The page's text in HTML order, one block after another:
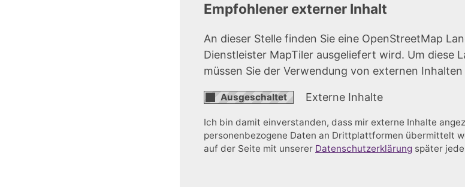
Empfohlener externer Inhalt
An dieser Stelle finden Sie eine OpenStreetMap
Dienstleister MapTiler ausgeliefert wird. Um diese
müssen Sie der Verwendung von externen
Externe Inhalte
Ich bin damit einverstanden, dass mir externe Inhalte
personenbezogene Daten an Drittplattformen übermittelt
auf der Seite mit unserer Datenschutzerklärung später